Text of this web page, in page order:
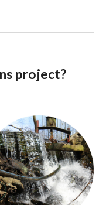
project?